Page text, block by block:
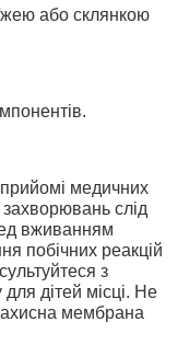
їжею або склянкою
прийомі медичних
захворювань слід
вживанням
побічних реакцій
з
дітей місці. Не
мембрана